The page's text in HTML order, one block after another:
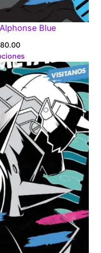
Blue
Price
range:
$160.00
through
$280.00